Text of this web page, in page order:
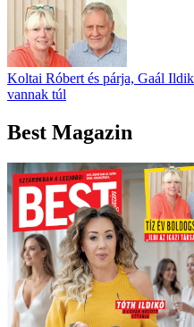
Koltai Róbert és párja, Gaál
vannak túl
Best Magazin